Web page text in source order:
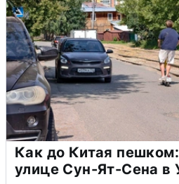
Как до Китая
улице Сун-Ят-Сена в